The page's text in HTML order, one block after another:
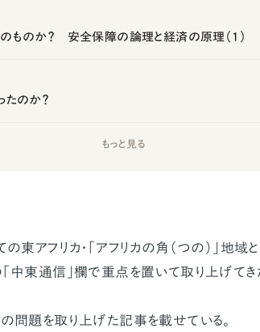
ものか？ 安全保障の論理と経済の原理（1）
たのか？
もっと見る
の東アフリカ・「アフリカの角（つの）」地域と
中東通信」欄で重点を置いて取り上げてき
問題を取り上げた記事を載せている。